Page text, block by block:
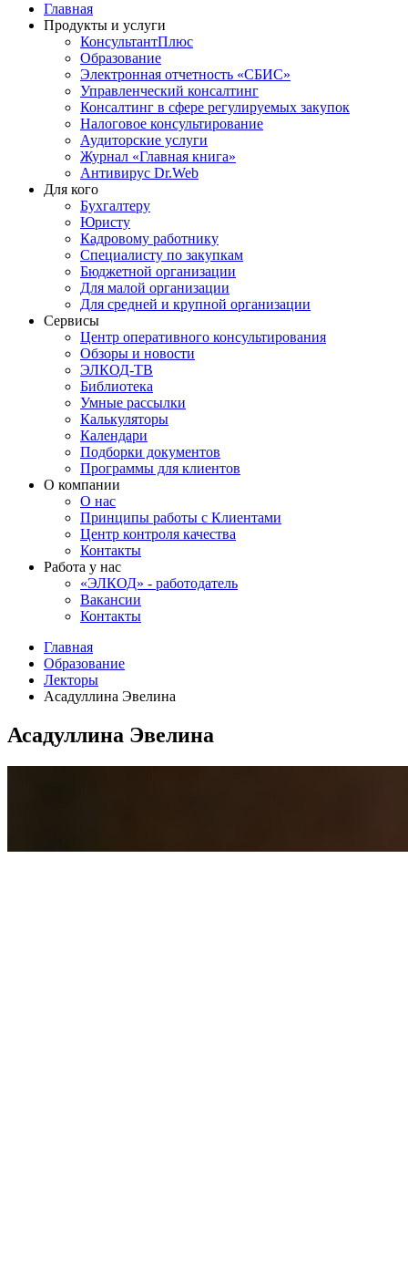
Главная
Продукты и услуги
КонсультантПлюс
Образование
Электронная отчетность «СБИС»
Управленческий консалтинг
Консалтинг в сфере регулируемых закупок
Налоговое консультирование
Аудиторские услуги
Журнал «Главная книга»
Антивирус Dr.Web
Для кого
Бухгалтеру
Юристу
Кадровому работнику
Специалисту по закупкам
Бюджетной организации
Для малой организации
Для средней и крупной организации
Сервисы
Центр оперативного консультирования
Обзоры и новости
ЭЛКОД-ТВ
Библиотека
Умные рассылки
Калькуляторы
Календари
Подборки документов
Программы для клиентов
О компании
О нас
Принципы работы с Клиентами
Центр контроля качества
Контакты
Работа у нас
«ЭЛКОД» - работодатель
Вакансии
Контакты
Главная
Образование
Лекторы
Асадуллина Эвелина
Асадуллина Эвелина